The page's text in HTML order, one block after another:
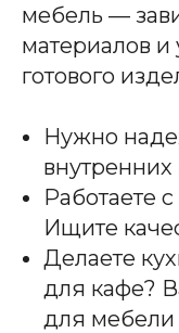
мебель —
материалов и
готового
Нужно
Работаете
Ищите
Делаете
для кафе?
для мебели